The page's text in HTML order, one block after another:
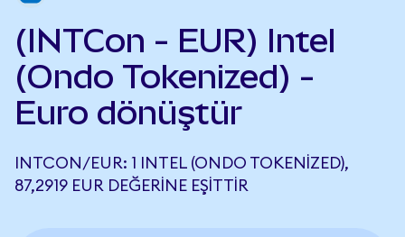
(INTCon - EUR) Intel
(Ondo Tokenized) -
Euro dönüştür
INTCON/EUR: 1 INTEL (ONDO TOKENIZED),
87,2919 EUR DEĞERINE EŞITTIR